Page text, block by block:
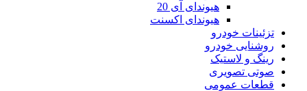
هیوندای آی 20
هیوندای اکسنت
تزئینات خودرو
روشنایی خودرو
رینگ و لاستیک
صوتی تصویری
قطعات عمومی